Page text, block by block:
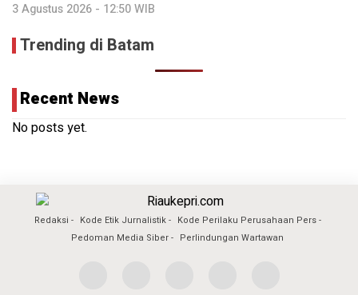
3 Agustus 2026 - 12:50 WIB
Trending di Batam
Recent News
No posts yet.
Redaksi Kode Etik Jurnalistik
Kode Perilaku Perusahaan Pers
Pedoman Media Siber
Perlindungan Wartawan